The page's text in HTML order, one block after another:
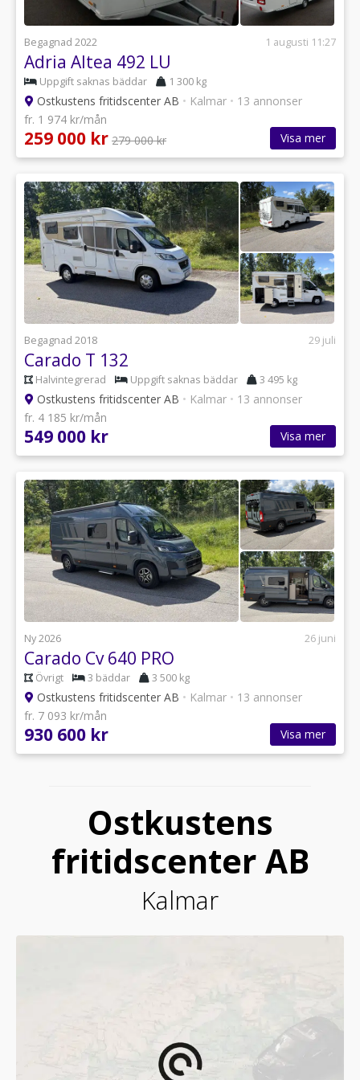
Begagnad 2022 1 augusti 11:27
Adria Altea 492 LU
Uppgift saknas bäddar 1 300 kg
Ostkustens fritidscenter AB • Kalmar • 13 annonser
fr. 1 974 kr/mån
259 000 kr 279 000 kr Visa mer
Begagnad 2018 29 juli
Carado T 132
Halvintegrerad Uppgift saknas bäddar 3 495 kg
Ostkustens fritidscenter AB • Kalmar • 13 annonser
fr. 4 185 kr/mån
549 000 kr Visa mer
Ny 2026 26 juni
Carado Cv 640 PRO
Övrigt 3 bäddar 3 500 kg
Ostkustens fritidscenter AB • Kalmar • 13 annonser
fr. 7 093 kr/mån
930 600 kr Visa mer
Ostkustens
fritidscenter AB
Kalmar